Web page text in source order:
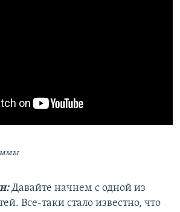
Давайте начнем с одной из
Все-таки стало известно, что